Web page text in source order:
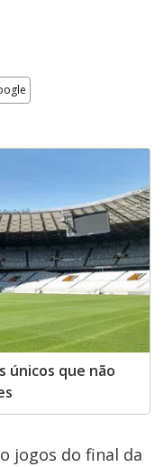
únicos que não
jogos do final da